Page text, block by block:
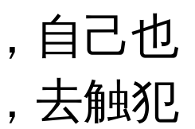
自己也
去触犯